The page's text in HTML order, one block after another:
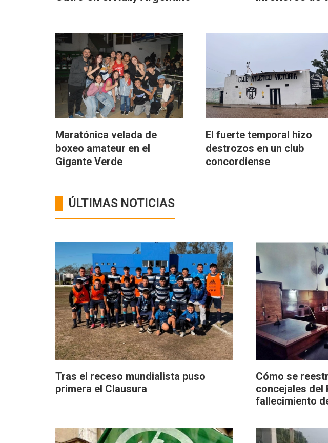
Maratónica velada de
boxeo amateur en el
Gigante Verde
El fuerte temporal hizo
destrozos en un club
concordiense
ÚLTIMAS NOTICIAS
Tras el receso mundialista puso
primera el Clausura
Cómo se
concejales del
fallecimiento